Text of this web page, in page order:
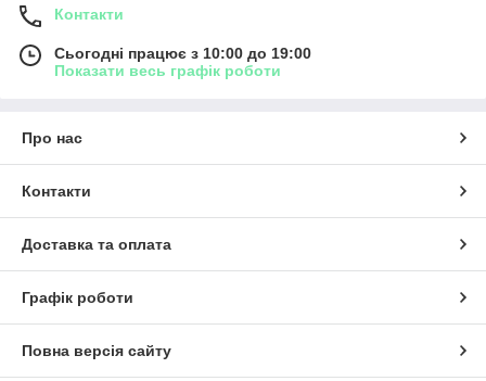
Контакти
Сьогодні працює з 10:00 до 19:00
Показати весь графік роботи
Про нас
Контакти
Доставка та оплата
Графік роботи
Повна версія сайту